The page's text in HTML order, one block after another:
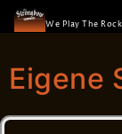
We Play The Rock
Eigene